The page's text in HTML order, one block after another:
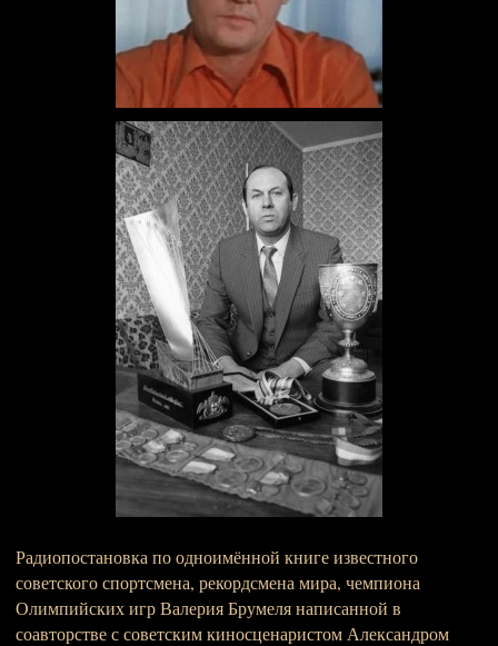
Радиопостановка по одноимённой книге известного
советского спортсмена, рекордсмена мира, чемпиона
Олимпийских игр Валерия Брумеля написанной в
соавторстве с советским киносценаристом Александром